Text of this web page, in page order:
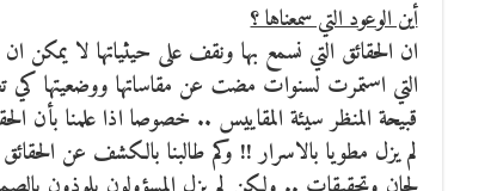
أين الوعود التي سمعناها ؟
ان الحقائق التي نسمع بها ونقف على حيثياتها لا يمكن
التي استمرت لسنوات مضت عن مقاساتها ووضعيتها كي
قبيحة المنظر سيئة المقاييس .. خصوصا اذا علمنا بأن
لم يزل مطويا بالاسرار !! وكم طالبنا بالكشف عن